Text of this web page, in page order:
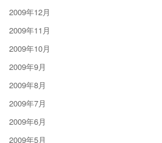
2009年12月
2009年11月
2009年10月
2009年9月
2009年8月
2009年7月
2009年6月
2009年5月